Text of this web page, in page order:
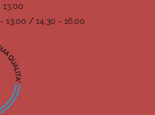
13.00
13.00 / 14.30 - 16.00